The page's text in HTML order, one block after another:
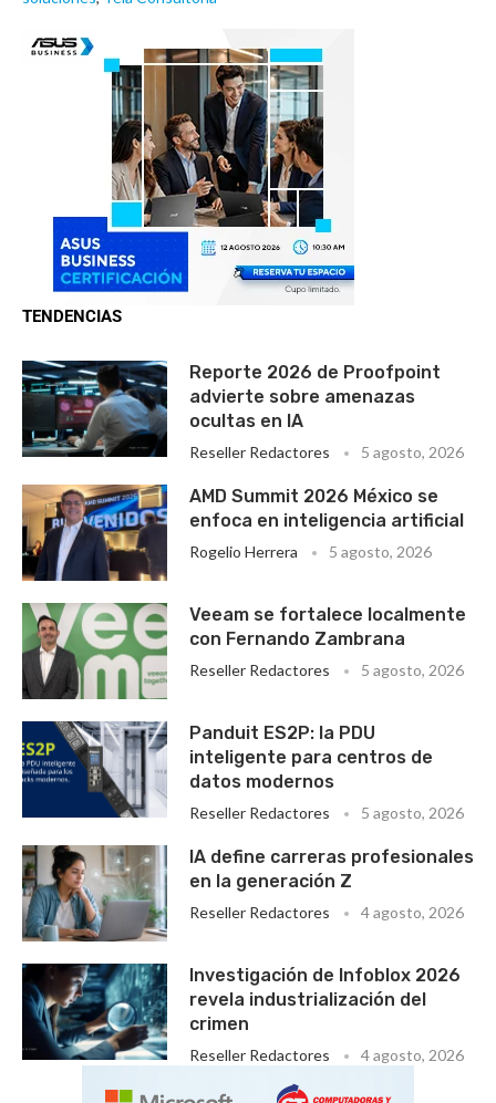
TENDENCIAS
Reporte 2026 de Proofpoint
advierte sobre amenazas
ocultas en IA
Reseller Redactores 5 agosto, 2026
AMD Summit 2026 México se
enfoca en inteligencia artificial
Rogelio Herrera 5 agosto, 2026
Veeam se fortalece localmente
con Fernando Zambrana
Reseller Redactores 5 agosto, 2026
Panduit ES2P: la PDU
inteligente para centros de
datos modernos
Reseller Redactores 5 agosto, 2026
IA define carreras profesionales
en la generación Z
Reseller Redactores 4 agosto, 2026
Investigación de Infoblox 2026
revela industrialización del
crimen
Reseller Redactores 4 agosto, 2026